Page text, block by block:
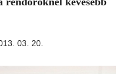
03. 20.